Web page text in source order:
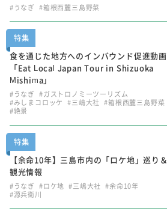
#うなぎ #箱根西麓三島野菜
特集
食を通じた地方へのインバウンド促進動画
「Eat Local Japan Tour in Shizuoka
Mishima」
#うなぎ #ガストロノミーツーリズム
#みしまコロッケ #三嶋大社 #箱根西麓三島野菜
#絶景
特集
【余命10年】三島市内の「ロケ地」巡り＆
観光情報
#うなぎ #ロケ地 #三嶋大社 #余命10年
#源兵衛川